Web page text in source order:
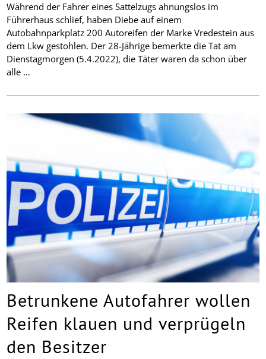
Während der Fahrer eines Sattelzugs ahnungslos im
Führerhaus schlief, haben Diebe auf einem
Autobahnparkplatz 200 Autoreifen der Marke Vredestein aus
dem Lkw gestohlen. Der 28-Jährige bemerkte die Tat am
Dienstagmorgen (5.4.2022), die Täter waren da schon über
alle …
Betrunkene Autofahrer wollen
Reifen klauen und verprügeln
den Besitzer